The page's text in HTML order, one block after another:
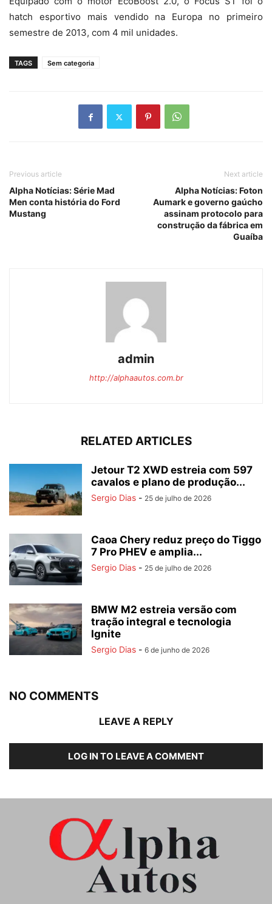
hatch esportivo mais vendido na Europa no primeiro
semestre de 2013, com 4 mil unidades.
TAGS Sem categoria
Previous article
Alpha Notícias: Série Mad
Men conta história do Ford
Mustang
Next article
Alpha Notícias: Foton
Aumark e governo gaúcho
assinam protocolo para
construção da fábrica em
Guaíba
admin
http://alphaautos.com.br
RELATED ARTICLES
Jetour T2 XWD estreia com 597
cavalos e plano de produção...
Sergio Dias - 25 de julho de 2026
Caoa Chery reduz preço do Tiggo
7 Pro PHEV e amplia...
Sergio Dias - 25 de julho de 2026
BMW M2 estreia versão com
tração integral e tecnologia
Ignite
Sergio Dias - 6 de junho de 2026
NO COMMENTS
LEAVE A REPLY
LOG IN TO LEAVE A COMMENT